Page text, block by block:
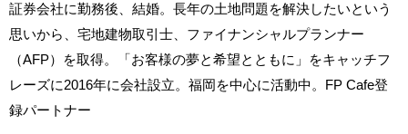
証券会社に勤務後、結婚。長年の土地問題を解決したいという
思いから、宅地建物取引士、ファイナンシャルプランナー
（AFP）を取得。「お客様の夢と希望とともに」をキャッチフ
レーズに2016年に会社設立。福岡を中心に活動中。FP Cafe登
録パートナー